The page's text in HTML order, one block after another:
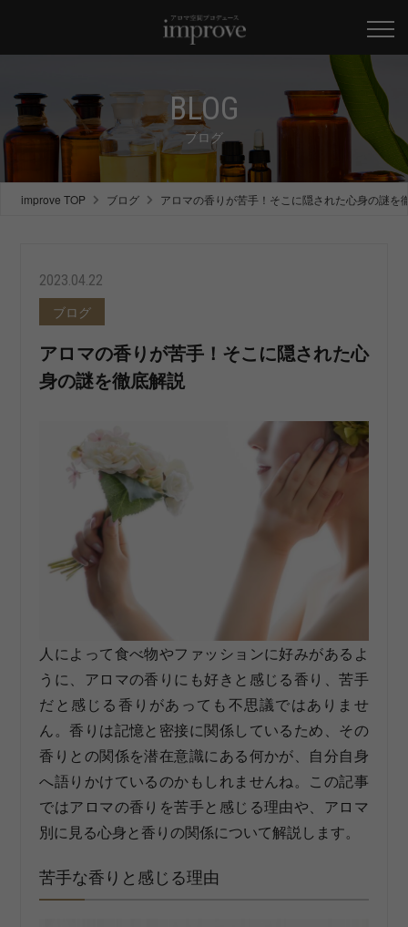
BLOG
ブログ
improve TOP ブログ アロマの香りが苦手！そこに隠された心身の謎を
2023.04.22
ブログ
アロマの香りが苦手！そこに隠された心
身の謎を徹底解説
人によって食べ物やファッションに好みがあるよ
うに、アロマの香りにも好きと感じる香り、苦手
だと感じる香りがあっても不思議ではありませ
ん。香りは記憶と密接に関係しているため、その
香りとの関係を潜在意識にある何かが、自分自身
へ語りかけているのかもしれませんね。この記事
ではアロマの香りを苦手と感じる理由や、アロマ
別に見る心身と香りの関係について解説します。
苦手な香りと感じる理由